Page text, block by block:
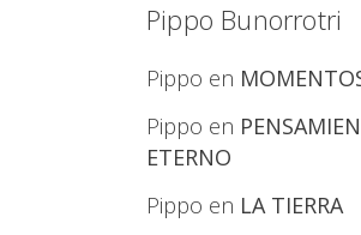
Pippo Bunorrotri
Pippo en
Pippo en
ETERNO
Pippo en LA TIERRA